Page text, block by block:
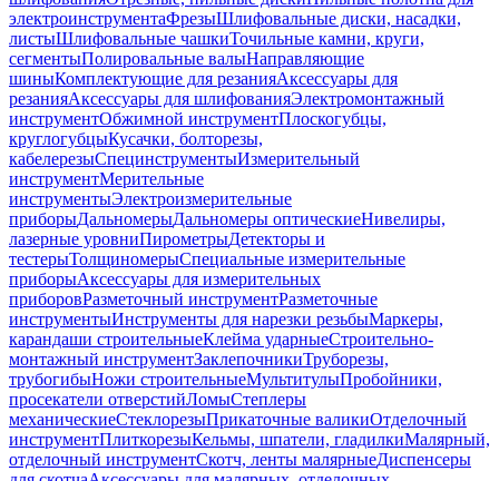
электроинструментаФрезыШлифовальные диски, насадки,
листыШлифовальные чашкиТочильные камни, круги,
сегментыПолировальные валыНаправляющие
шиныКомплектующие для резанияАксессуары для
резанияАксессуары для шлифованияЭлектромонтажный
инструментОбжимной инструментПлоскогубцы,
круглогубцыКусачки, болторезы,
кабелерезыСпецинструментыИзмерительный
инструментМерительные
инструментыЭлектроизмерительные
приборыДальномерыДальномеры оптическиеНивелиры,
лазерные уровниПирометрыДетекторы и
тестерыТолщиномерыСпециальные измерительные
приборыАксессуары для измерительных
приборовРазметочный инструментРазметочные
инструментыИнструменты для нарезки резьбыМаркеры,
карандаши строительныеКлейма ударныеСтроительно-
монтажный инструментЗаклепочникиТруборезы,
трубогибыНожи строительныеМультитулыПробойники,
просекатели отверстийЛомыСтеплеры
механическиеСтеклорезыПрикаточные валикиОтделочный
инструментПлиткорезыКельмы, шпатели, гладилкиМалярный,
отделочный инструментСкотч, ленты малярныеДиспенсеры